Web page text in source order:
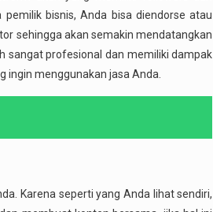
bisnis, Anda bisa diendorse atau
sehingga akan semakin mendatangkan
sangat profesional dan memiliki dampak
ingin menggunakan jasa Anda.
Karena seperti yang Anda lihat sendiri,